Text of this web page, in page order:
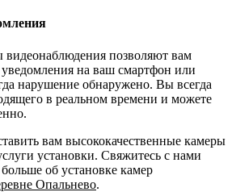
позволяют вам
на ваш смартфон или
нарушение обнаружено. Вы всегда
в реальном времени и можете
вам высококачественные камеры
установки. Свяжитесь с нами
об установке камер
Опальнево.